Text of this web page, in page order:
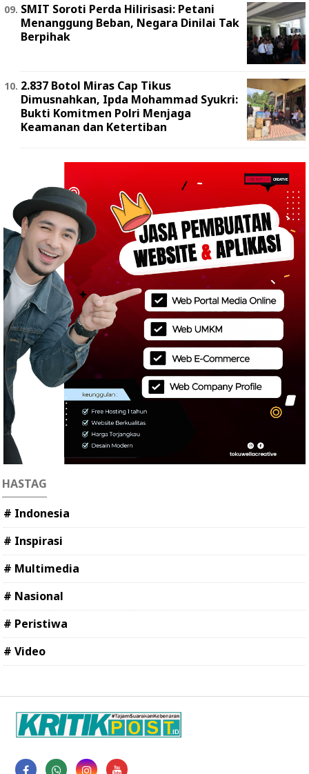
SMIT Soroti Perda Hilirisasi: Petani
Menanggung Beban, Negara Dinilai Tak
Berpihak
2.837 Botol Miras Cap Tikus
Dimusnahkan, Ipda Mohammad Syukri:
Bukti Komitmen Polri Menjaga
Keamanan dan Ketertiban
HASTAG
# Indonesia
# Inspirasi
# Multimedia
# Nasional
# Peristiwa
# Video